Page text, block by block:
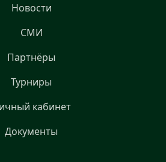
Новости
СМИ
Партнёры
Турниры
кабинет
Документы